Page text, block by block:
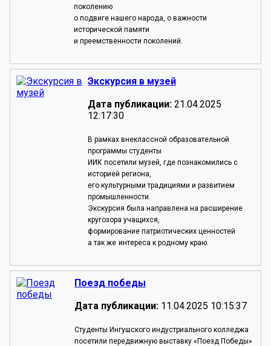
поколению
о подвиге нашего народа, о важности
исторической памяти
и преемственности поколений.
Экскурсия в музей
Дата публикации: 21.04.2025
12:17:30
В рамках внеклассной образовательной
программы студенты
ИИК посетили музей, где познакомились с
историей региона,
его культурными традициями и развитием
промышленности.
Экскурсия была направлена на расширение
кругозора учащихся,
формирование патриотических ценностей
а так же интереса к родному краю.
Поезд победы
Дата публикации: 11.04.2025 10:15:37
Студенты Ингушского индустриального колледжа
посетили передвижную выставку «Поезд Победы»